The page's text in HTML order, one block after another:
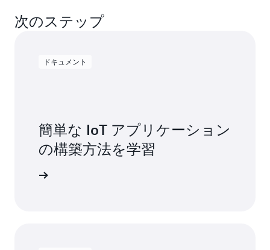
次のステップ
ドキュメント
簡単な IoT アプリケーション
の構築方法を学習